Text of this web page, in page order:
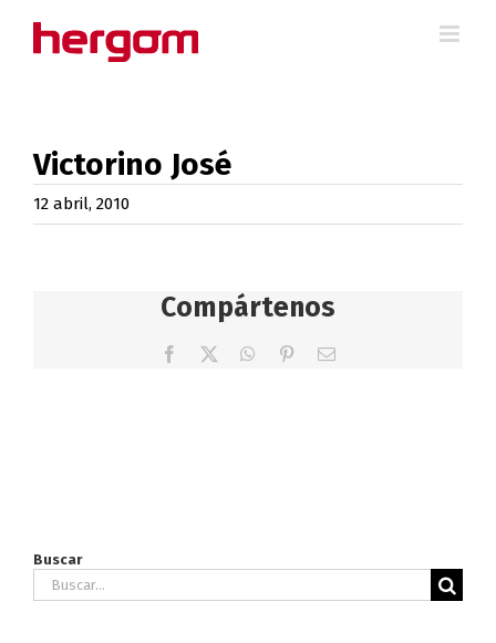
Victorino José
12 abril, 2010
Compártenos
Facebook WhatsApp
PinterestCorreo
Buscar
Buscar: